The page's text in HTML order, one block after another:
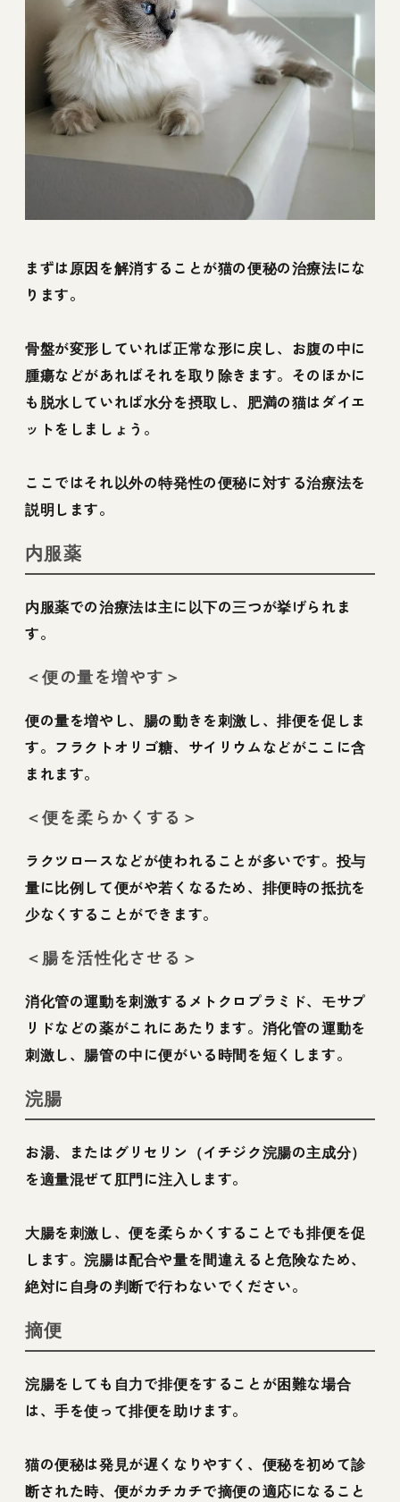
まずは原因を解消することが猫の便秘の治療法にな
ります。
骨盤が変形していれば正常な形に戻し、お腹の中に
腫瘍などがあればそれを取り除きます。そのほかに
も脱水していれば水分を摂取し、肥満の猫はダイエ
ットをしましょう。
ここではそれ以外の特発性の便秘に対する治療法を
説明します。
内服薬
内服薬での治療法は主に以下の三つが挙げられま
す。
＜便の量を増やす＞
便の量を増やし、腸の動きを刺激し、排便を促しま
す。フラクトオリゴ糖、サイリウムなどがここに含
まれます。
＜便を柔らかくする＞
ラクツロースなどが使われることが多いです。投与
量に比例して便がや若くなるため、排便時の抵抗を
少なくすることができます。
＜腸を活性化させる＞
消化管の運動を刺激するメトクロプラミド、モサプ
リドなどの薬がこれにあたります。消化管の運動を
刺激し、腸管の中に便がいる時間を短くします。
浣腸
お湯、またはグリセリン（イチジク浣腸の主成分）
を適量混ぜて肛門に注入します。
大腸を刺激し、便を柔らかくすることでも排便を促
します。浣腸は配合や量を間違えると危険なため、
絶対に自身の判断で行わないでください。
摘便
浣腸をしても自力で排便をすることが困難な場合
は、手を使って排便を助けます。
猫の便秘は発見が遅くなりやすく、便秘を初めて診
断された時、便がカチカチで摘便の適応になること